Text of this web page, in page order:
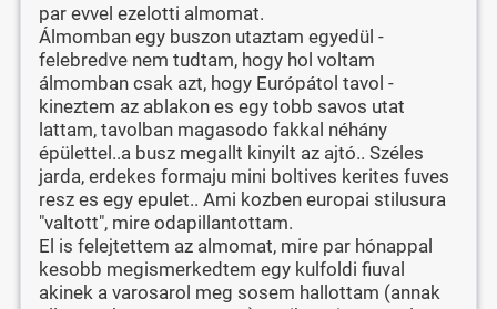
par evvel ezelotti almomat.
Álmomban egy buszon utaztam egyedül -
felebredve nem tudtam, hogy hol voltam
álmomban csak azt, hogy Európátol tavol -
kineztem az ablakon es egy tobb savos utat
lattam, tavolban magasodo fakkal néhány
épülettel..a busz megallt kinyilt az ajtó.. Széles
jarda, erdekes formaju mini boltives kerites fuves
resz es egy epulet.. Ami kozben europai stilusura
"valtott", mire odapillantottam.
El is felejtettem az almomat, mire par hónappal
kesobb megismerkedtem egy kulfoldi fiuval
akinek a varosarol meg sosem hallottam (annak